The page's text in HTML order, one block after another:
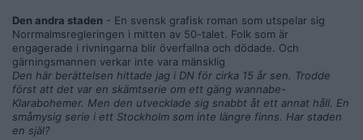
Den andra staden - En svensk grafisk roman som utspelar sig
Norrmalmsregleringen i mitten av 50-talet. Folk som är
engagerade i rivningarna blir överfallna och dödade. Och
gärningsmannen verkar inte vara mänsklig
Den här berättelsen hittade jag i DN för cirka 15 år sen. Trodde
först att det var en skämtserie om ett gäng wannabe-
Klarabohemer. Men den utvecklade sig snabbt åt ett annat håll. En
småmysig serie i ett Stockholm som inte längre finns. Har staden
en själ?